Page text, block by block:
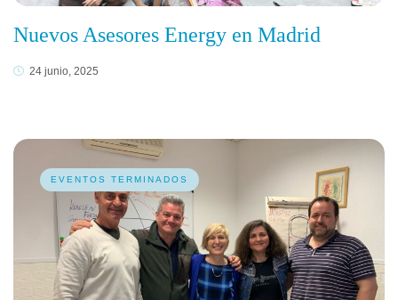
Nuevos Asesores Energy en Madrid
24 junio, 2025
EVENTOS TERMINADOS